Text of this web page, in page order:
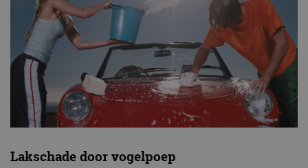
Lakschade door vogelpoep